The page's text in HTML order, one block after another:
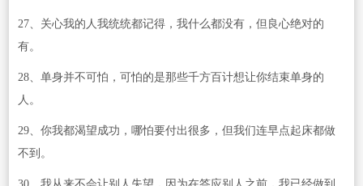
27、关心我的人我统统都记得，我什么都没有，但良心绝对的
有。
28、单身并不可怕，可怕的是那些千方百计想让你结束单身的
人。
29、你我都渴望成功，哪怕要付出很多，但我们连早点起床都做
不到。